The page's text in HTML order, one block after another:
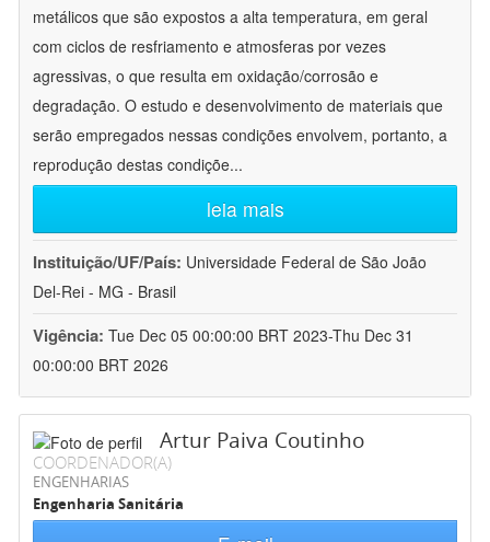
metálicos que são expostos a alta temperatura, em geral
com ciclos de resfriamento e atmosferas por vezes
agressivas, o que resulta em oxidação/corrosão e
degradação. O estudo e desenvolvimento de materiais que
serão empregados nessas condições envolvem, portanto, a
reprodução destas condiçõe...
leia mais
Instituição/UF/País: Universidade Federal de São João
Del-Rei - MG - Brasil
Vigência: Tue Dec 05 00:00:00 BRT 2023-Thu Dec 31
00:00:00 BRT 2026
Artur Paiva Coutinho
COORDENADOR(A)
ENGENHARIAS
Engenharia Sanitária